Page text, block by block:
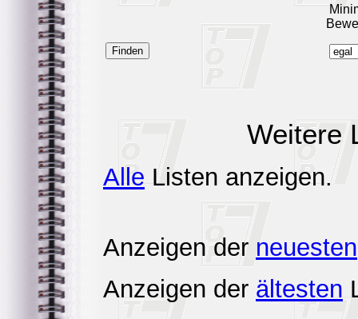
Weitere
Alle Listen anzeigen.
Anzeigen der neuesten
Anzeigen der ältesten